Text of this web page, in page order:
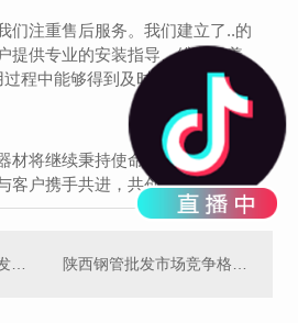
们注重售后服务。我们建立了..的
提供专业的安装指导、维护保养
程中能够得到及时的支持和帮
材将继续秉持使命，不断提升产
客户携手共进，共创美好未来。